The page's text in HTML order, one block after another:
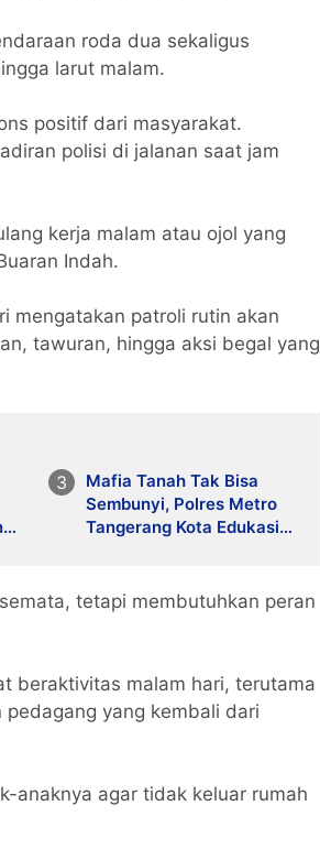
roda dua sekaligus
larut malam.
positif dari masyarakat.
polisi di jalanan saat jam
kerja malam atau ojol yang
Indah.
mengatakan patroli rutin akan
tawuran, hingga aksi begal yang
Mafia Tanah Tak Bisa
Sembunyi, Polres Metro
Tangerang Kota Edukasi
tetapi membutuhkan peran
beraktivitas malam hari, terutama
yang kembali dari
anaknya agar tidak keluar rumah